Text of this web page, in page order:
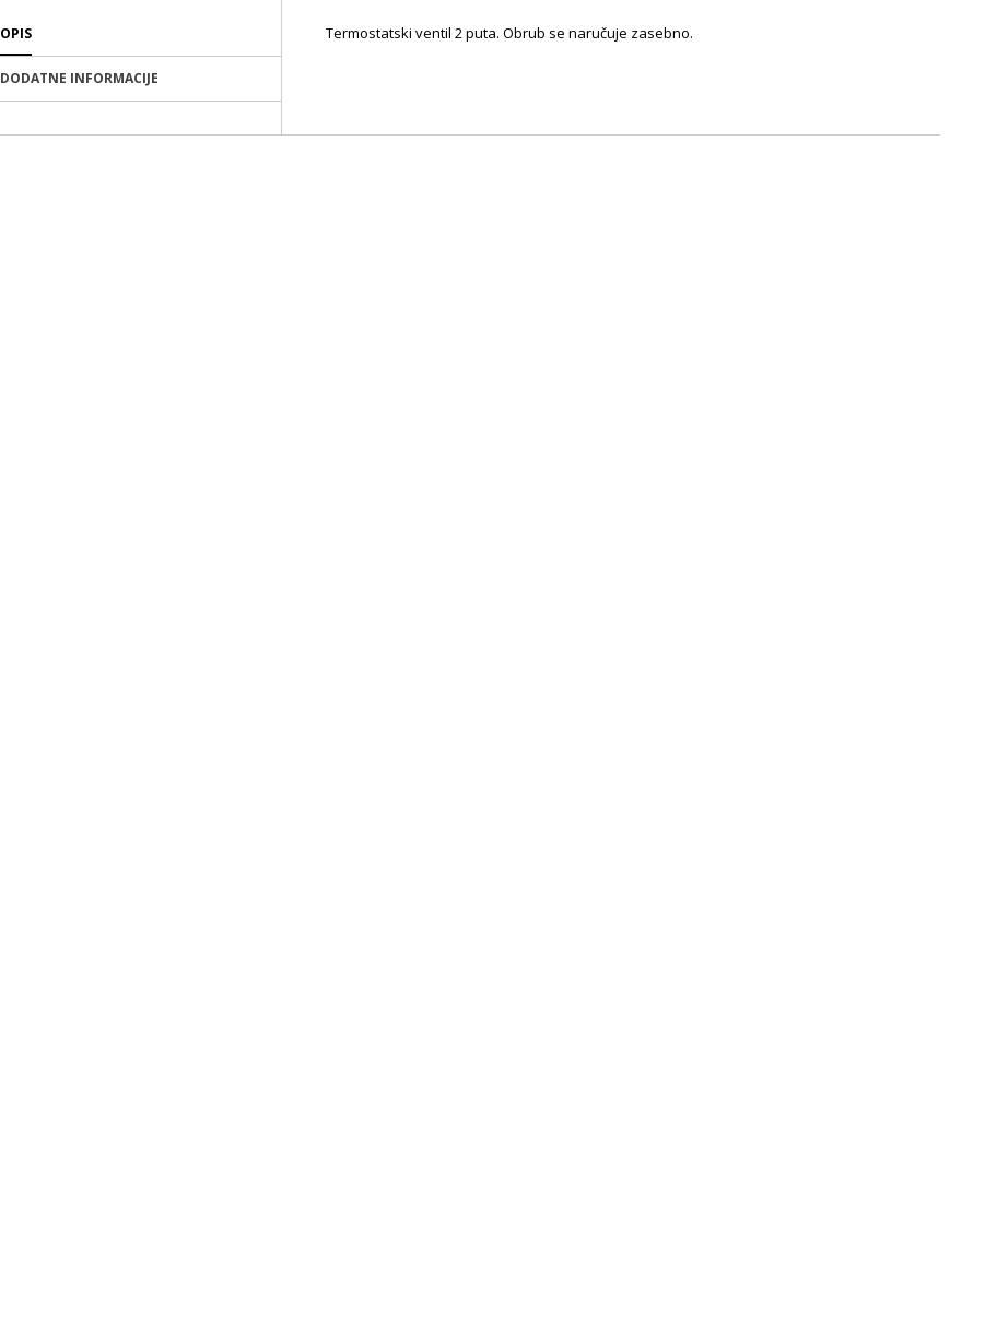
OPIS
DODATNE INFORMACIJE
Termostatski ventil 2 puta. Obrub se naručuje zasebno.